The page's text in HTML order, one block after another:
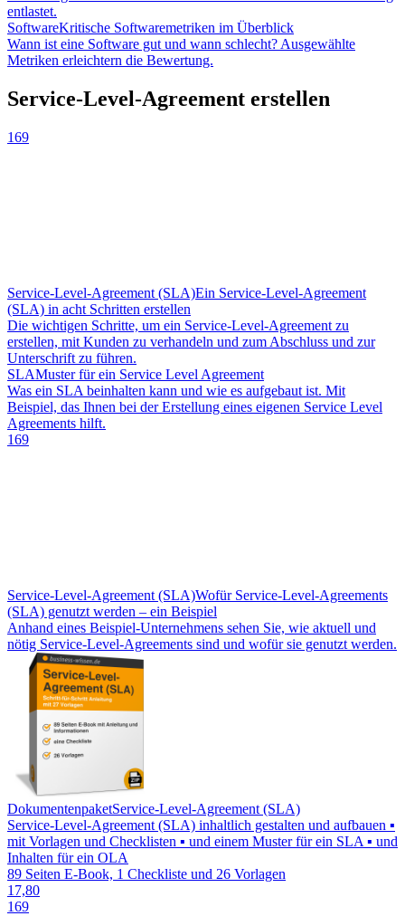
entlastet.
SoftwareKritische Softwaremetriken im Überblick
Wann ist eine Software gut und wann schlecht? Ausgewählte
Metriken erleichtern die Bewertung.
Service-Level-Agreement erstellen
169
Service-Level-Agreement (SLA)Ein Service-Level-Agreement
(SLA) in acht Schritten erstellen
Die wichtigen Schritte, um ein Service-Level-Agreement zu
erstellen, mit Kunden zu verhandeln und zum Abschluss und zur
Unterschrift zu führen.
SLAMuster für ein Service Level Agreement
Was ein SLA beinhalten kann und wie es aufgebaut ist. Mit
Beispiel, das Ihnen bei der Erstellung eines eigenen Service Level
Agreements hilft.
169
Service-Level-Agreement (SLA)Wofür Service-Level-Agreements
(SLA) genutzt werden – ein Beispiel
Anhand eines Beispiel-Unternehmens sehen Sie, wie aktuell und
nötig Service-Level-Agreements sind und wofür sie genutzt werden.
DokumentenpaketService-Level-Agreement (SLA)
Service-Level-Agreement (SLA) inhaltlich gestalten und aufbauen ▪
mit Vorlagen und Checklisten ▪ und einem Muster für ein SLA ▪ und
Inhalten für ein OLA
89 Seiten E-Book, 1 Checkliste und 26 Vorlagen
17,80
169